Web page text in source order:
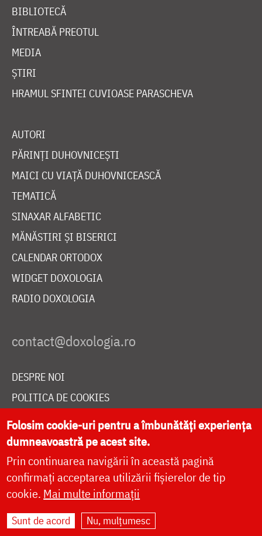
BIBLIOTECĂ
ÎNTREABĂ PREOTUL
MEDIA
ȘTIRI
HRAMUL SFINTEI CUVIOASE PARASCHEVA
AUTORI
PĂRINȚI DUHOVNICEȘTI
MAICI CU VIAȚĂ DUHOVNICEASCĂ
TEMATICĂ
SINAXAR ALFABETIC
MĂNĂSTIRI ȘI BISERICI
CALENDAR ORTODOX
WIDGET DOXOLOGIA
RADIO DOXOLOGIA
DESPRE NOI
POLITICA DE COOKIES
DONEAZĂ ONLINE PENTRU CATEDRALA NAȚIONALĂ
LIVE
Site dezvoltat deDOXOLOGIA MEDIA
Folosim cookie-uri pentru a îmbunătăți experiența
dumneavoastră pe acest site.
Prin continuarea navigării în această pagină
confirmați acceptarea utilizării fișierelor de tip
cookie. Mai multe informații
Sunt de acord Nu, mulțumesc